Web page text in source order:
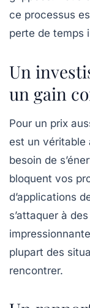
ce processus
perte de temps
Un
un gain
Pour un prix
est un véritable
besoin de
bloquent vos
d’applications
s’attaquer à
plupart des
rencontrer.